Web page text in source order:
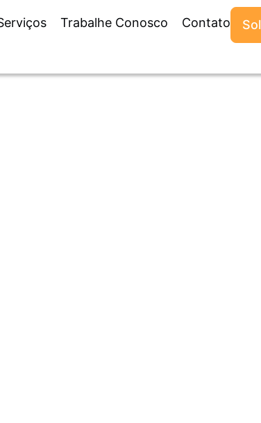
Trabalhe Conosco Contato